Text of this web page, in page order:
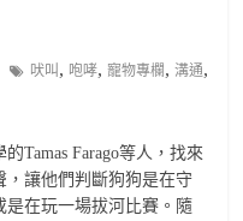
吠叫 , 咆哮,寵物專欄 ,溝通,
Tamas Farago等人，找來
，讓他們判斷狗狗是在守
是在玩一場拔河比賽。隨